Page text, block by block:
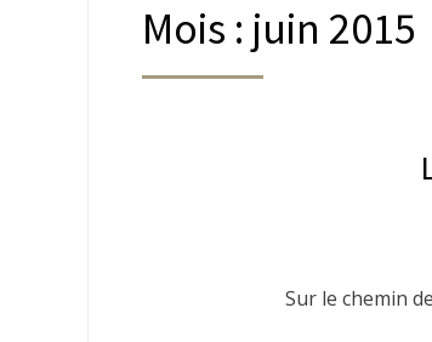
Mois : juin 2015
Sur le chemin